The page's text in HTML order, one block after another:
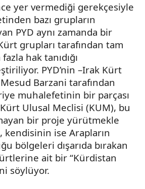
yer vermediği gerekçesiyle
bazı grupların
PYD aynı zamanda bir
grupları tarafından tam
hak tanıdığı
PYD’nin –Irak Kürt
Mesud Barzani tarafından
muhalefetinin bir parçası
Ulusal Meclisi (KUM), bu
bir proje yürütmekle
kendisinin ise Arapların
bölgeleri dışarıda bırakan
ait bir “Kürdistan
söylüyor.